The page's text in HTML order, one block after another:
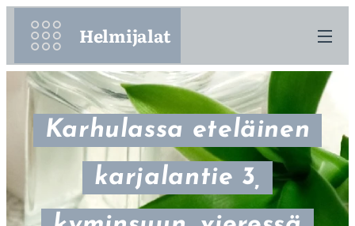
Helmijalat
Karhulassa eteläinen
karjalantie 3,